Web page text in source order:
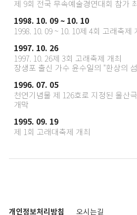
제 9회 전국 무속예술경연대회 참가
1998. 10. 09 ~ 10. 10
1998. 10. 09 ~ 10. 10제 4회 고래축제
1997. 10. 26
1997. 10. 26제 3회 고래축제 개최
장생포 출신 가수 윤수일의 "환상의
1996. 07. 05
천연기념물 제 126호로 지정된 울산
개막
1995. 09. 19
제 1회 고래대축제 개최
개인정보처리방침 오시는길